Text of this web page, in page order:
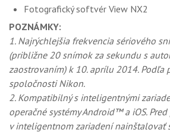
Fotografický softvér View NX2
POZNÁMKY:
1. Najrýchlejšia frekvencia sériového
(približne 20 snímok za sekundu s
zaostrovaním) k 10. aprílu 2014. Podľa
spoločnosti Nikon.
2. Kompatibilný s inteligentnými
operačné systémy Android™ a iOS.
v inteligentnom zariadení nainštalovať